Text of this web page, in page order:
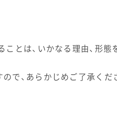
とは、いかなる理由、形態
で、あらかじめご了承くだ